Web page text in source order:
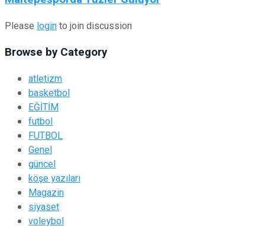
Please loginto join discussion
Browse by Category
atletizm
basketbol
EĞİTİM
futbol
FUTBOL
Genel
güncel
köşe yazıları
Magazin
siyaset
voleybol